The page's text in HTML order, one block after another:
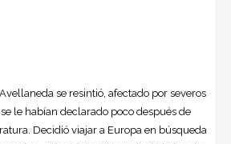
se resintió, afectado por severos
le habían declarado poco después de
Decidió viajar a Europa en búsqueda